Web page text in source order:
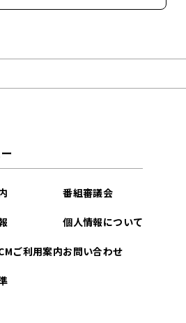
ご利用案内
番組審議会
個人情報について
お問い合わせ